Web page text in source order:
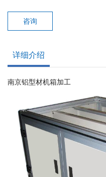
咨询
详细介绍
南京铝型材机箱加工